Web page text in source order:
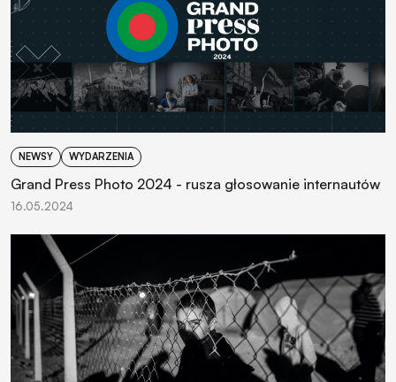
NEWSY WYDARZENIA
Grand Press Photo 2024 - rusza głosowanie internautów
16.05.2024